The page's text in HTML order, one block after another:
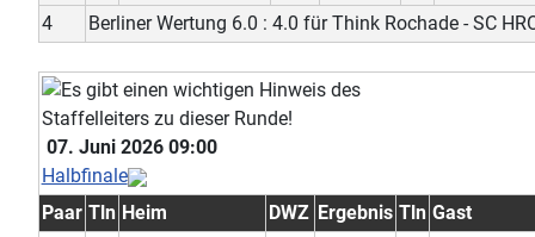
4
Berliner Wertung 6.0 : 4.0 für Think Rochade - SC
07. Juni 2026 09:00
Halbfinale
Paar Tln Heim DWZ Ergebnis Tln Gast